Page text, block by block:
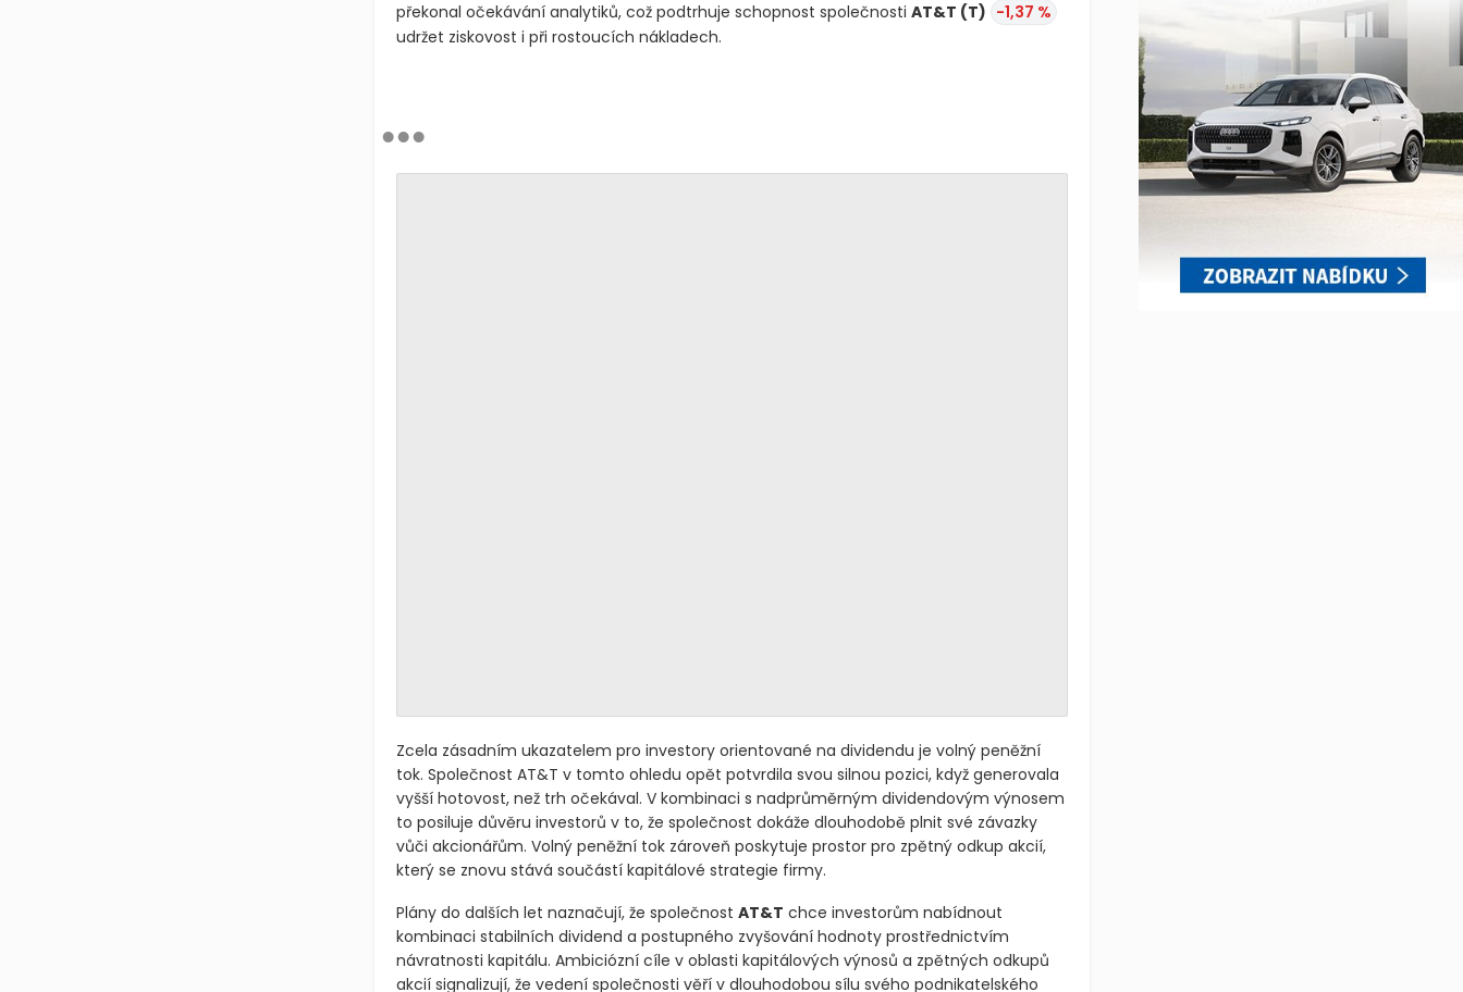
překonal očekávání analytiků, což podtrhuje schopnost společnosti AT&T (T) -1,37 %
udržet ziskovost i při rostoucích nákladech.
Zcela zásadním ukazatelem pro investory orientované na dividendu je volný peněžní
tok. Společnost AT&T v tomto ohledu opět potvrdila svou silnou pozici, když generovala
vyšší hotovost, než trh očekával. V kombinaci s nadprůměrným dividendovým výnosem
to posiluje důvěru investorů v to, že společnost dokáže dlouhodobě plnit své závazky
vůči akcionářům. Volný peněžní tok zároveň poskytuje prostor pro zpětný odkup akcií,
který se znovu stává součástí kapitálové strategie firmy.
Plány do dalších let naznačují, že společnost AT&T chce investorům nabídnout
kombinaci stabilních dividend a postupného zvyšování hodnoty prostřednictvím
návratnosti kapitálu. Ambiciózní cíle v oblasti kapitálových výnosů a zpětných odkupů
akcií signalizují, že vedení společnosti věří v dlouhodobou sílu svého podnikatelského